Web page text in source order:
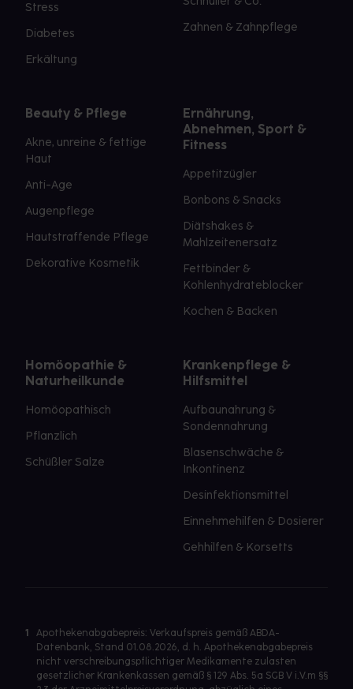
Stress
Diabetes
Erkältung
Zahnen & Zahnpflege
Beauty & Pflege
Akne, unreine & fettige
Haut
Anti-Age
Augenpflege
Hautstraffende Pflege
Dekorative Kosmetik
Ernährung,
Abnehmen, Sport &
Fitness
Appetitzügler
Bonbons & Snacks
Diätshakes &
Mahlzeitenersatz
Fettbinder &
Kohlenhydrateblocker
Kochen & Backen
Homöopathie &
Naturheilkunde
Homöopathisch
Pflanzlich
Schüßler Salze
Krankenpflege &
Hilfsmittel
Aufbaunahrung &
Sondennahrung
Blasenschwäche &
Inkontinenz
Desinfektionsmittel
Einnehmehilfen & Dosierer
Gehhilfen & Korsetts
1
Apothekenabgabepreis: Verkaufspreis gemäß ABDA-
Datenbank, Stand 01.08.2026, d. h. Apothekenabgabepreis
nicht verschreibungspflichtiger Medikamente zulasten
gesetzlicher Krankenkassen gemäß § 129 Abs. 5a SGB V i.V.m §§